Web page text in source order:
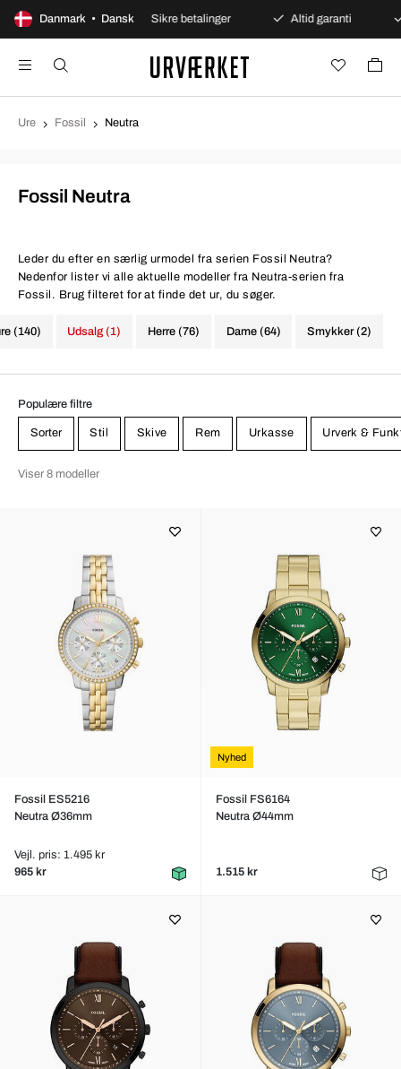
Danmark • Dansk
åbent køb Sikre betalinger Altid garanti
Ure Fossil Neutra
Fossil Neutra
Leder du efter en særlig urmodel fra serien Fossil Neutra?
Nedenfor lister vi alle aktuelle modeller fra Neutra-serien fra
Fossil. Brug filteret for at finde det ur, du søger.
(140) Herre (76) Dame (64)
Udsalg (1) Smykker (2)
Populære filtre
Sorter Stil Skive Rem Urkasse Urverk &
Viser 8 modeller
Fossil ES5216
Neutra Ø36mm
Vejl. pris: 1.495 kr
965 kr
Nyhed
Fossil FS6164
Neutra Ø44mm
1.515 kr